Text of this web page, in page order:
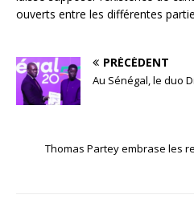
ouverts entre les différentes
PRÉCÉDENT
Au Sénégal, le duo
Thomas Partey embrase les